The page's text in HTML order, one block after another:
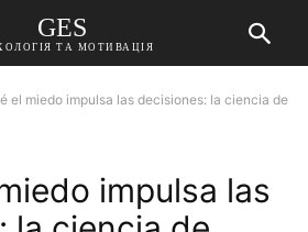
GES
ТА МОТИВАЦІЯ
el miedo impulsa las decisiones: la ciencia de
impulsa las